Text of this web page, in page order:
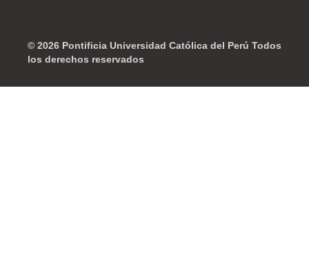
© 2026 Pontificia Universidad Católica del Perú Todos
los derechos reservados